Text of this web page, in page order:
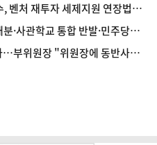
벤처 재투자 세제지원 연장법
·사관학교 통합 반발·민주당
…부위원장 "위원장에 동반사퇴